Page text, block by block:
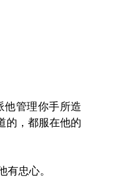
管理你手所造
的，都服在他的
忠心。